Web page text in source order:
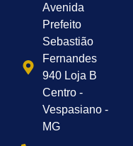
Avenida
Prefeito
Sebastião
Fernandes
940 Loja B
Centro -
Vespasiano -
MG